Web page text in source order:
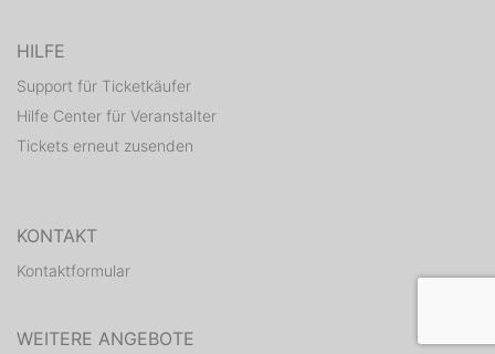
HILFE
Support für Ticketkäufer
Hilfe Center für Veranstalter
Tickets erneut zusenden
KONTAKT
Kontaktformular
WEITERE ANGEBOTE